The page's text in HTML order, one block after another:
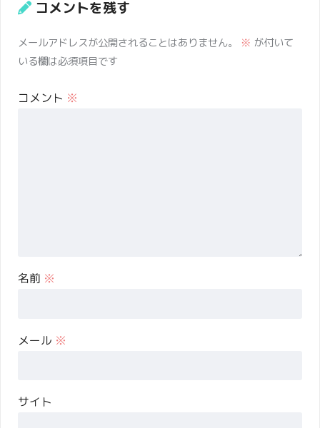
コメントを残す
メールアドレスが公開されることはありません。 ※ が付いて
いる欄は必須項目です
コメント ※
名前 ※
メール ※
サイト